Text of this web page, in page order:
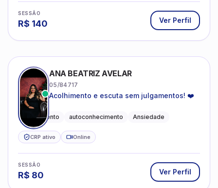
SESSÃO
R$ 140 Ver Perfil
ANA BEATRIZ AVELAR
05/84717
Acolhimento e escuta sem julgamentos! ❤️
Acolhimento autoconhecimento Ansiedade
CRP ativo Online
SESSÃO
R$ 80 Ver Perfil